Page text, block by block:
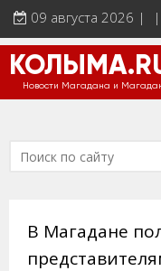
09 августа 2026 | |
Новости Магадана и
В Магадане